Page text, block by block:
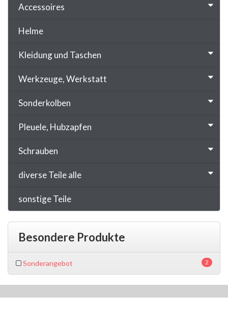
Accessoires
Helme
Kleidung und Taschen
Werkzeuge, Werkstatt
Sonderkolben
Pleuele, Hubzapfen
Schrauben
diverse Teile alle
sonstige Teile
Besondere Produkte
2
Sonderangebot